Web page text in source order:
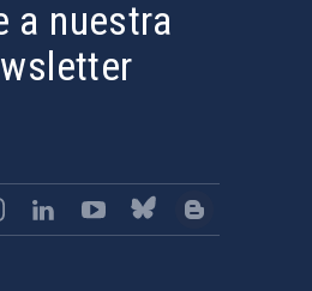
a nuestra